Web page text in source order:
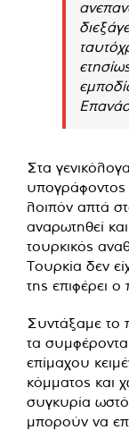
Στα
υπογράφοντος
λοιπόν απτά
αναρωτηθεί
τουρκικός
Τουρκία δεν
της επιφέρει
Συντάξαμε το
τα
επίμαχου
κόμματος και
συγκυρία
μπορούν να